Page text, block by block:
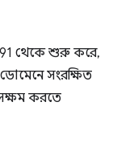
91 থেকে শুরু করে,
সংরক্ষিত
করতে